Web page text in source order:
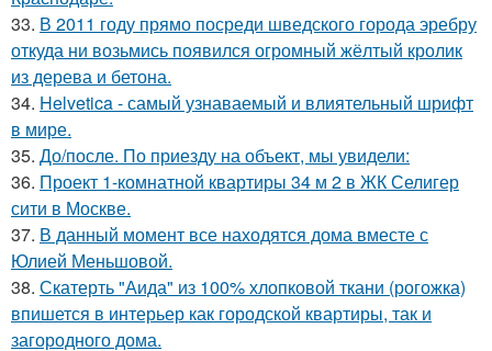
33. В 2011 году прямо посреди шведского города эребру
откуда ни возьмись появился огромный жёлтый кролик
из дерева и бетона.
34. Helvetica - самый узнаваемый и влиятельный шрифт
в мире.
35. До/после. По приезду на объект, мы увидели:
36. Проект 1-комнатной квартиры 34 м 2 в ЖК Селигер
сити в Москве.
37. В данный момент все находятся дома вместе с
Юлией Меньшовой.
38. Скатерть "Аида" из 100% хлопковой ткани (рогожка)
впишется в интерьер как городской квартиры, так и
загородного дома.